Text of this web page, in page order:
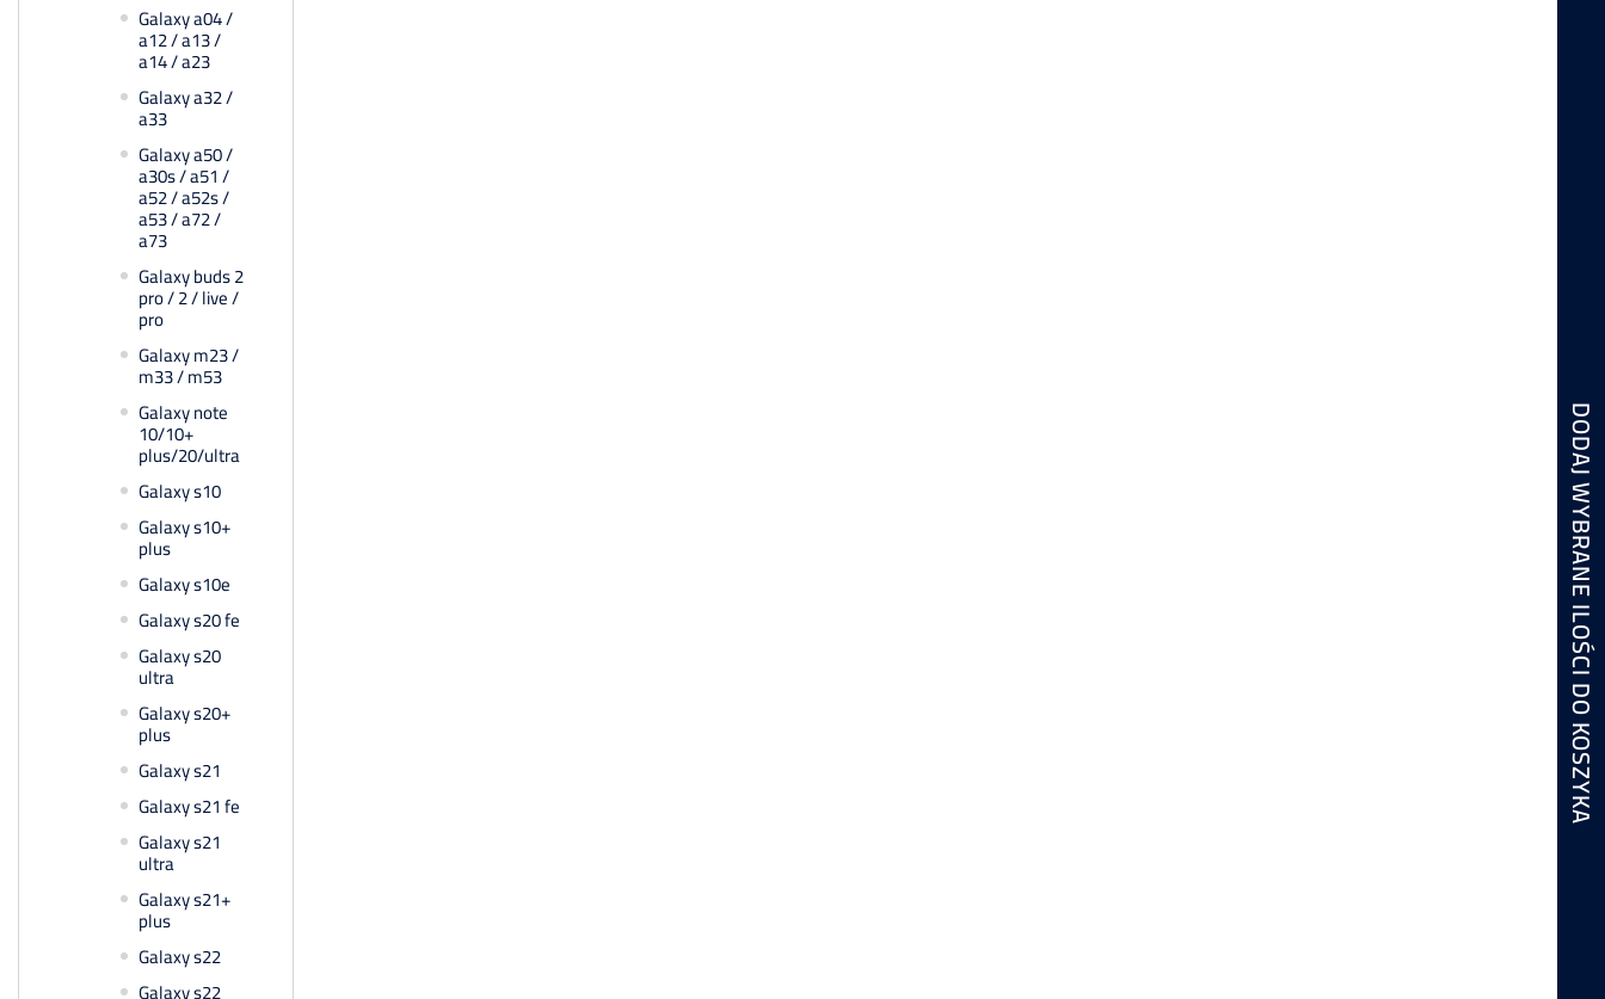
Galaxy a04 /
a12 / a13 /
a14 / a23
Galaxy a32 /
a33
Galaxy a50 /
a30s / a51 /
a52 / a52s /
a53 / a72 /
a73
Galaxy buds 2
pro / 2 / live /
pro
Galaxy m23 /
m33 / m53
Galaxy note
10/10+
plus/20/ultra
Galaxy s10
Galaxy s10+
plus
Galaxy s10e
Galaxy s20 fe
Galaxy s20
ultra
Galaxy s20+
plus
Galaxy s21
Galaxy s21 fe
Galaxy s21
ultra
Galaxy s21+
plus
Galaxy s22
DODAJ WYBRANE ILOŚCI DO KOSZYKA